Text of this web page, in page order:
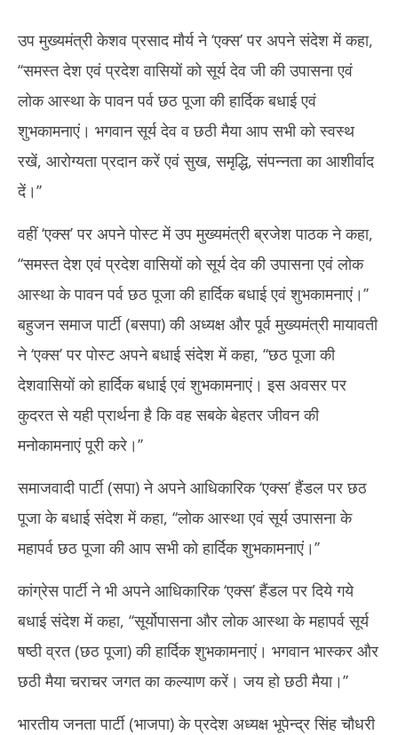
उप मुख्यमंत्री केशव प्रसाद मौर्य ने ‘एक्‍स’ पर अपने संदेश में कहा,
‘‘समस्त देश एवं प्रदेश वासियों को सूर्य देव जी की उपासना एवं
लोक आस्था के पावन पर्व छठ पूजा की हार्दिक बधाई एवं
शुभकामनाएं। भगवान सूर्य देव व छठी मैया आप सभी को स्वस्थ
रखें, आरोग्यता प्रदान करें एवं सुख, समृद्धि, संपन्नता का आशीर्वाद
दें।’’
वहीं ‘एक्‍स’ पर अपने पोस्ट में उप मुख्‍यमंत्री ब्रजेश पाठक ने कहा,
‘‘समस्त देश एवं प्रदेश वासियों को सूर्य देव की उपासना एवं लोक
आस्था के पावन पर्व छठ पूजा की हार्दिक बधाई एवं शुभकामनाएं।’’
बहुजन समाज पार्टी (बसपा) की अध्यक्ष और पूर्व मुख्‍यमंत्री मायावती
ने ‘एक्स’ पर पोस्ट अपने बधाई संदेश में कहा, ‘‘छठ पूजा की
देशवासियों को हार्दिक बधाई एवं शुभकामनाएं। इस अवसर पर
कुदरत से यही प्रार्थना है कि वह सबके बेहतर जीवन की
मनोकामनाएं पूरी करे।’’
समाजवादी पार्टी (सपा) ने अपने आधिकारिक ‘एक्‍स’ हैंडल पर छठ
पूजा के बधाई संदेश में कहा, ‘‘लोक आस्था एवं सूर्य उपासना के
महापर्व छठ पूजा की आप सभी को हार्दिक शुभकामनाएं।’’
कांग्रेस पार्टी ने भी अपने आधिकारिक ‘एक्‍स’ हैंडल पर दिये गये
बधाई संदेश में कहा, ‘‘सूर्योपासना और लोक आस्था के महापर्व सूर्य
षष्ठी व्रत (छठ पूजा) की हार्दिक शुभकामनाएं। भगवान भास्कर और
छठी मैया चराचर जगत का कल्याण करें। जय हो छठी मैया।’’
भारतीय जनता पार्टी (भाजपा) के प्रदेश अध्यक्ष भूपेन्द्र सिंह चौधरी